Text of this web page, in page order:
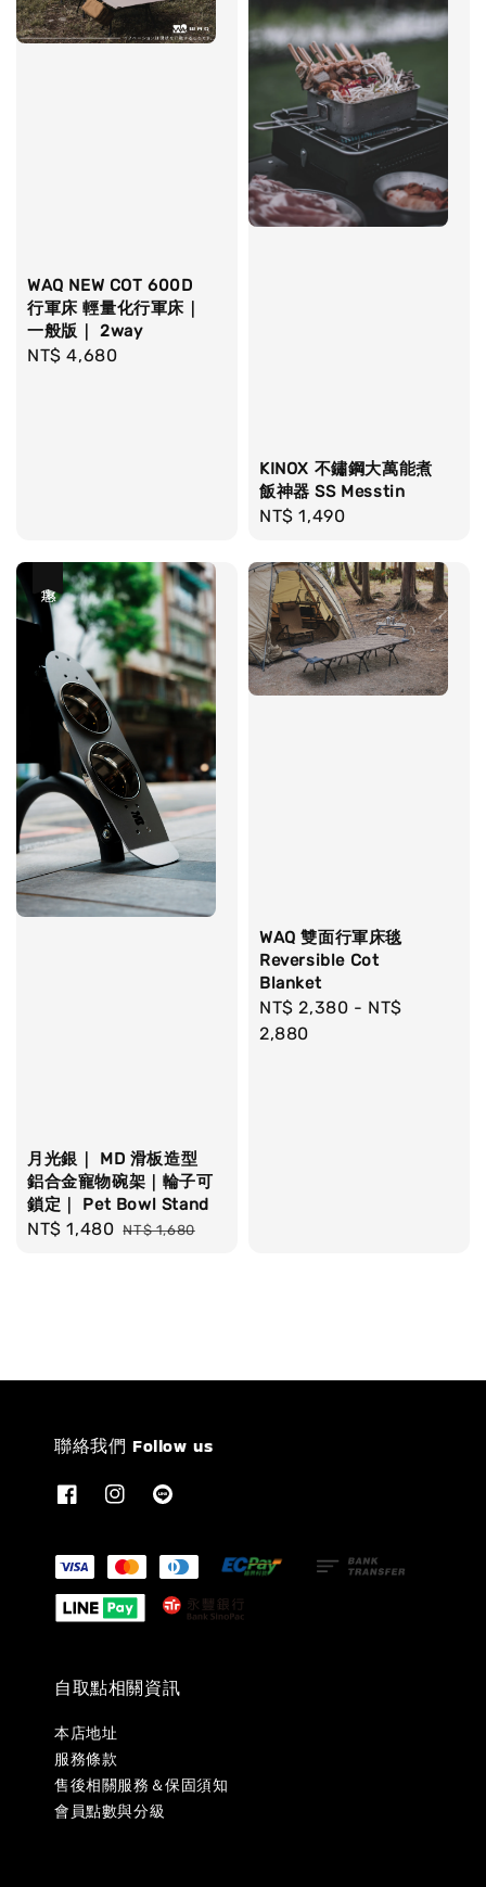
WAQ NEW COT 600D
行軍床 輕量化行軍床｜
一般版｜ 2way
Regular
NT$ 4,680
KINOX 不鏽鋼大萬能煮
飯神器 SS Messtin
Regular
NT$ 1,490
月光銀｜ MD 滑板造型
鋁合金寵物碗架｜輪子可
鎖定｜ Pet Bowl Stand
Sale
NT$ 1,480 Regular
NT$ 1,680
WAQ 雙面行軍床毯
Reversible Cot
Blanket
Regular
price
NT$ 2,380 - NT$
2,880
聯絡我們 Follow us
自取點相關資訊
本店地址
服務條款
售後相關服務＆保固須知
會員點數與分級